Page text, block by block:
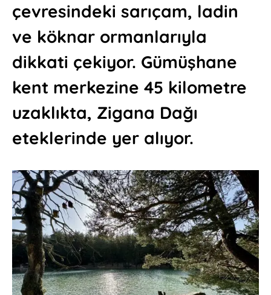
çevresindeki sarıçam, ladin
ve köknar ormanlarıyla
dikkati çekiyor. Gümüşhane
kent merkezine 45 kilometre
uzaklıkta, Zigana Dağı
eteklerinde yer alıyor.